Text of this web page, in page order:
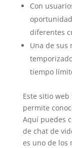
Con
diferentes
Una de sus
tiempo
Este sitio
permite
Aquí puedes
de chat de
es uno de los